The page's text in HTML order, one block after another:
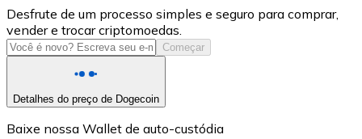
USD Coin
USDC
Desfrute de um processo simples e seguro para comprar,
vender e trocar criptomoedas.
Começar
Detalhes do preço de Dogecoin
Baixe nossa Wallet de auto-custódia